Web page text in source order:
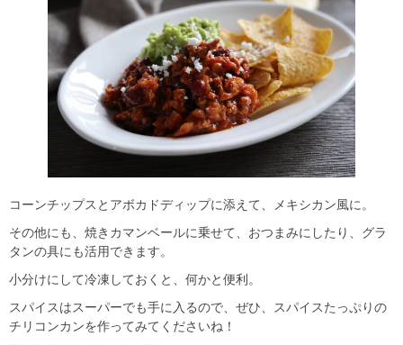
コーンチップスとアボカドディップに添えて、メキシカン風に。
その他にも、焼きカマンベールに乗せて、おつまみにしたり、グラ
タンの具にも活用できます。
小分けにして冷凍しておくと、何かと便利。
スパイスはスーパーでも手に入るので、ぜひ、スパイスたっぷりの
チリコンカンを作ってみてくださいね！